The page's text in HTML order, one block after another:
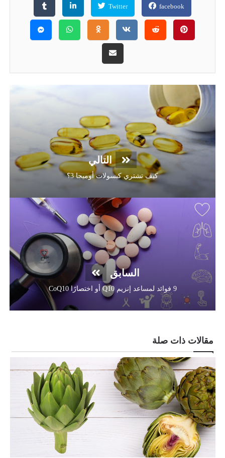
facebook
Twitter
التالي
كيف تشتري كبسولات أوميجا 3؟
السابق
9 فوائد لمساعد إنزيم Q10 أو اختصارًا CoQ10
مقالات ذات صلة